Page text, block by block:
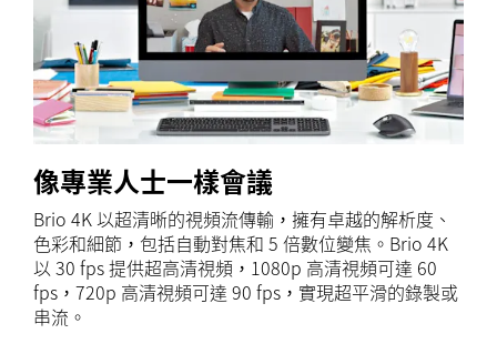
像專業人士一樣會議
Brio 4K 以超清晰的視頻流傳輸，擁有卓越的解析度、
色彩和細節，包括自動對焦和 5 倍數位變焦。Brio 4K
以 30 fps 提供超高清視頻，1080p 高清視頻可達 60
fps，720p 高清視頻可達 90 fps，實現超平滑的錄製或
串流。